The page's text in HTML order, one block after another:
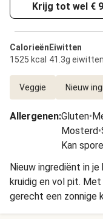
Krijg tot wel €
Calorieën
1525 kcal
Eiwitten
41.3g eiwitten
Veggie Nieuw
Allergenen:Gluten•
Mosterd•
Kan
Nieuw ingrediënt in
kruidig en vol pit.
gerecht een zonnige